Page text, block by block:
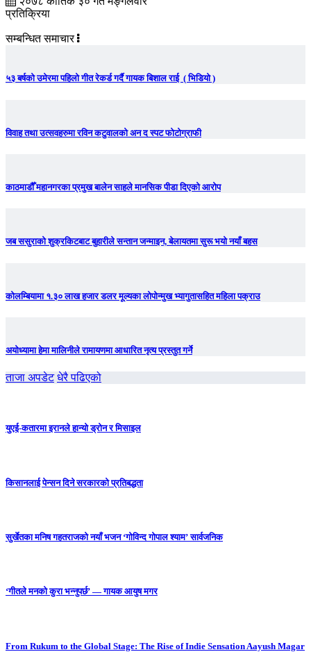
प्रतिक्रिया
सम्बन्धित समाचार
५३ बर्षको उमेरमा पहिलो गीत रेकर्ड गर्दै गायक बिशाल राई ( भिडियो )
विवाह तथा उत्सवहरुमा रविन कटुवालको अन द स्पट फोटोग्राफी
काठमाडौँ महानगरका प्रमुख बालेन साहले मानसिक पीडा दिएको आरोप
जब ससुराको शुक्रकिटबाट बुहारीले सन्तान जन्माइन, बेलायतमा सुरू भयो नयाँ बहस
कोलम्बियामा १.३० लाख हजार डलर मूल्यका लोपोन्मुख भ्यागुतासहित महिला पक्राउ
अयोध्यामा हेमा मालिनीले रामायणमा आधारित नृत्य प्रस्तुत गर्ने
ताजा अपडेट धेरै पढिएको
युएई-कतारमा इरानले हान्यो ड्रोन र मिसाइल
किसानलाई पेन्सन दिने सरकारको प्रतिबद्धता
सुर्खेतका मनिष गहतराजको नयाँ भजन ‘गोविन्द गोपाल श्याम’ सार्वजनिक
‘गीतले मनको कुरा भन्नुपर्छ’ — गायक आयुष मगर
From Rukum to the Global Stage: The Rise of Indie Sensation Aayush Magar